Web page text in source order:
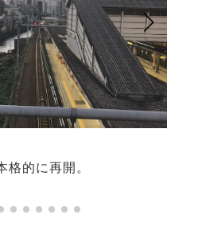
的に再開。